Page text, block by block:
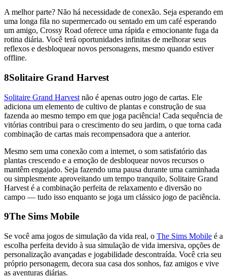
A melhor parte? Não há necessidade de conexão. Seja esperando em
uma longa fila no supermercado ou sentado em um café esperando
um amigo, Crossy Road oferece uma rápida e emocionante fuga da
rotina diária. Você terá oportunidades infinitas de melhorar seus
reflexos e desbloquear novos personagens, mesmo quando estiver
offline.
8Solitaire Grand Harvest
Solitaire Grand Harvest não é apenas outro jogo de cartas. Ele
adiciona um elemento de cultivo de plantas e construção de sua
fazenda ao mesmo tempo em que joga paciência! Cada sequência de
vitórias contribui para o crescimento do seu jardim, o que torna cada
combinação de cartas mais recompensadora que a anterior.
Mesmo sem uma conexão com a internet, o som satisfatório das
plantas crescendo e a emoção de desbloquear novos recursos o
mantêm engajado. Seja fazendo uma pausa durante uma caminhada
ou simplesmente aproveitando um tempo tranquilo, Solitaire Grand
Harvest é a combinação perfeita de relaxamento e diversão no
campo — tudo isso enquanto se joga um clássico jogo de paciência.
9The Sims Mobile
Se você ama jogos de simulação da vida real, o The Sims Mobile é a
escolha perfeita devido à sua simulação de vida imersiva, opções de
personalização avançadas e jogabilidade descontraída. Você cria seu
próprio personagem, decora sua casa dos sonhos, faz amigos e vive
as aventuras diárias.